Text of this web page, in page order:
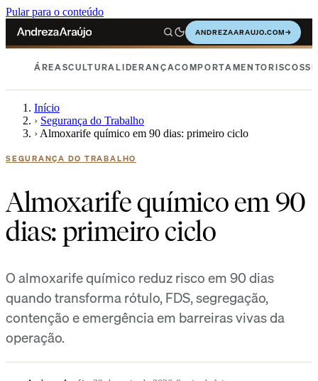
Pular para o conteúdo
ANDREZAARAUJO.COM→
ÁREASCULTURALIDERANÇACOMPORTAMENTORISCOS
Início
› Segurança do Trabalho
› Almoxarife químico em 90 dias: primeiro ciclo
SEGURANÇA DO TRABALHO
Almoxarife químico em 90
dias: primeiro ciclo
O almoxarife químico reduz risco em 90 dias
quando transforma rótulo, FDS, segregação,
contenção e emergência em barreiras vivas da
operação.